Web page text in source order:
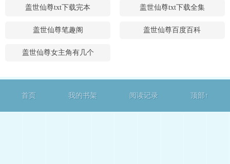
盖世仙尊txt下载完本 盖世仙尊txt下载全集
盖世仙尊笔趣阁 盖世仙尊百度百科
盖世仙尊女主角有几个
首页 我的书架 阅读记录 顶部↑